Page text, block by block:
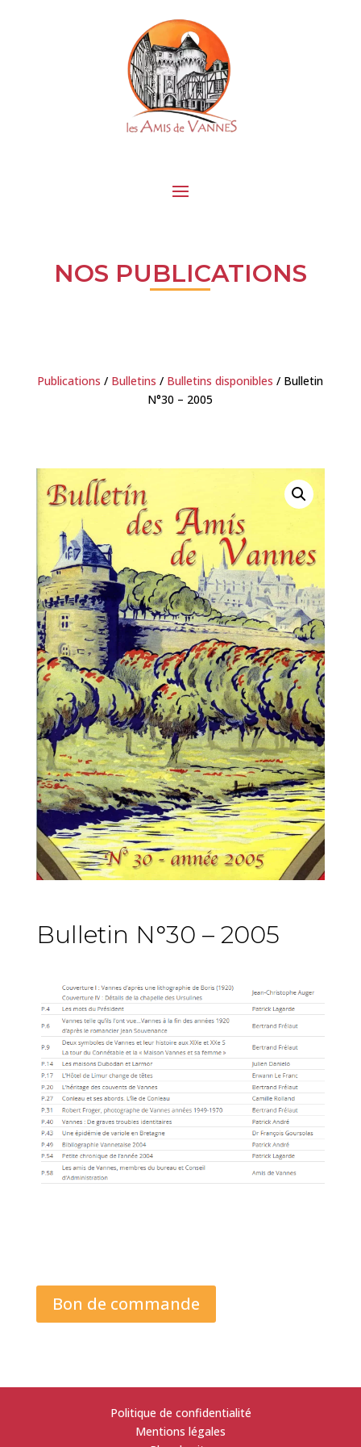
NOS PUBLICATIONS
Publications / Bulletins / Bulletins disponibles / Bulletin
N°30 – 2005
Bulletin N°30 – 2005
Bon de commande
Politique de confidentialité
Mentions légales